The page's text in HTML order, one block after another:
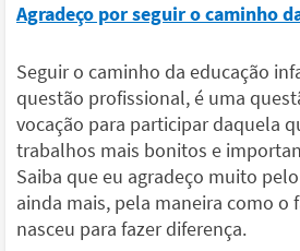
Agradeço por seguir o caminho
Seguir o caminho da educação
questão profissional, é uma
vocação para participar daquela
trabalhos mais bonitos e
Saiba que eu agradeço muito
ainda mais, pela maneira como o
nasceu para fazer diferença.